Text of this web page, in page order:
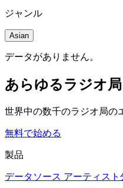
ジャンル
Asian
データがありません。
あらゆるラジオ
世界中の数千のラジオ局の
無料で始める
製品
データソース アーティスト